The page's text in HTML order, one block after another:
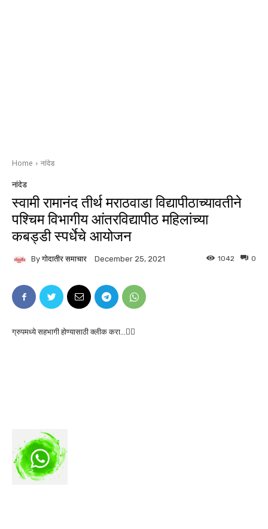
Home नांदेड
नांदेड
स्वामी रामानंद तीर्थ मराठवाडा विद्यापीठाच्यावतीने
पश्चिम विभागीय आंतरविद्यापीठ महिलांच्या
कबड्डी स्पर्धेचे आयोजन
By गोदातीर समाचार December 25, 2021 0
1042
ग्रुपमध्ये सहभागी होण्यासाठी क्लीक करा…👆🏻